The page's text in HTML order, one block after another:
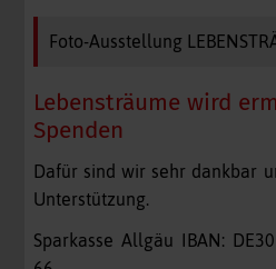
Foto-Ausstellung
Lebensträume wird
Spenden
Dafür sind wir sehr dankbar
Unterstützung.
Sparkasse Allgäu IBAN: